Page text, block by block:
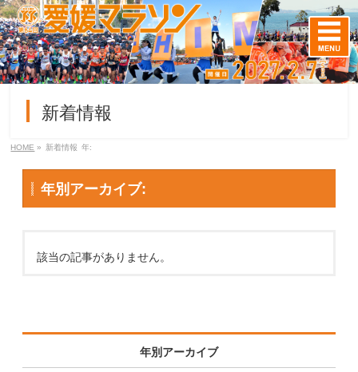
新着情報
HOME » 新着情報 年:
年別アーカイブ:
該当の記事がありません。
年別アーカイブ